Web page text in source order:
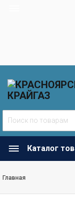
Каталог
Главная